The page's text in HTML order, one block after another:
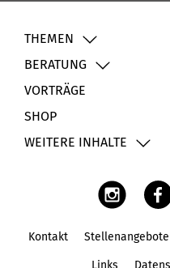
THEMEN
BERATUNG
VORTRÄGE
SHOP
WEITERE INHALTE
Kontakt Stellenangebote